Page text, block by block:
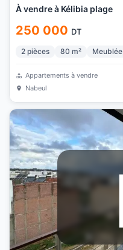
À vendre à Kélibia plage
250 000 DT
2 pièces 80 m² Meublée
Appartements à vendre
Nabeul